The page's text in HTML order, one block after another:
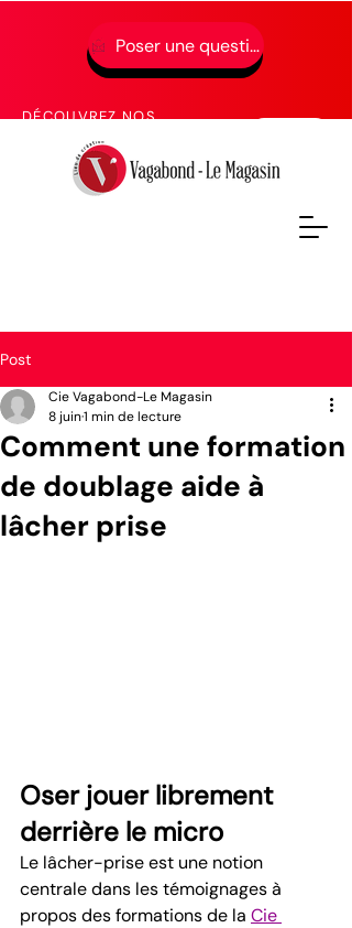
01 49 65 49 52
DÉCOUVREZ NOS
Poser une question
Post
Comment une formation
de doublage aide à
lâcher prise
Cie Vagabond-Le Magasin
8 juin1 min de lecture
Oser jouer librement
derrière le micro
Le lâcher-prise est une notion
centrale dans les témoignages à
propos des formations de la Cie